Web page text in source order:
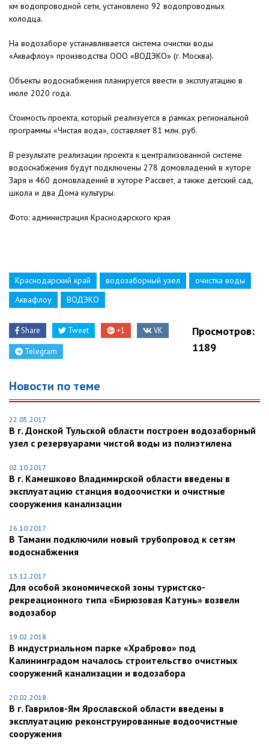
км водопроводной сети, установлено 92 водопроводных
колодца.
На водозаборе устанавливается система очистки воды
«Аквафлоу» производства ООО «ВОДЭКО» (г. Москва).
Объекты водоснабжения планируется ввести в эксплуатацию в
июле 2020 года.
Стоимость проекта, который реализуется в рамках региональной
программы «Чистая вода», составляет 81 млн. руб.
В результате реализации проекта к централизованной системе
водоснабжения будут подключены 278 домовладений в хуторе
Заря и 460 домовладений в хуторе Рассвет, а также детский сад,
школа и два Дома культуры.
Фото: администрация Краснодарского края
Краснодарский край водозаборный узел
очистка воды
Аквафлоу
ВОДЭКО
Share Tweet +1 VK
Telegram
Просмотров:
1189
Новости по теме
22.05.2017
В г. Донской Тульской области построен водозаборный
узел с резервуарами чистой воды из полиэтилена
02.10.2017
В г. Камешково Владимирской области введены в
эксплуатацию станция водоочистки и очистные
сооружения канализации
26.10.2017
В Тамани подключили новый трубопровод к сетям
водоснабжения
13.12.2017
Для особой экономической зоны туристско-
рекреационного типа «Бирюзовая Катунь» возвели
водозабор
19.02.2018
В индустриальном парке «Храброво» под
Калининградом началось строительство очистных
сооружений канализации и водозабора
20.02.2018
В г. Гаврилов-Ям Ярославской области введены в
эксплуатацию реконструированные водоочистные
сооружения